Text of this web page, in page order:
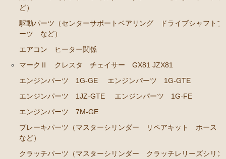
137
エンジンパーツ 1UZ-FE
エンジンパーツ 7M-GE
エンジンパーツ 2JZ-GE JZS133 JZS135
エンジンパーツ 1JZ-GE JZS131 JZS130G
エンジンパーツ 1G-GZE
エンジンパーツ 1G-GE
エンジンパーツ 1G-FE
ど）
駆動パーツ（センターサポートベアリング ドライブシャフトブ
ーツ など）
エアコン ヒーター関係
マークⅡ クレスタ チェイサー GX81 JZX81
エンジンパーツ 1G-GE
エンジンパーツ 1G-GTE
エンジンパーツ 1JZ-GTE
エンジンパーツ 1G-FE
エンジンパーツ 7M-GE
ブレーキパーツ（マスターシリンダー リペアキット ホース
など）
クラッチパーツ（マスターシリンダー クラッチレリーズシリン